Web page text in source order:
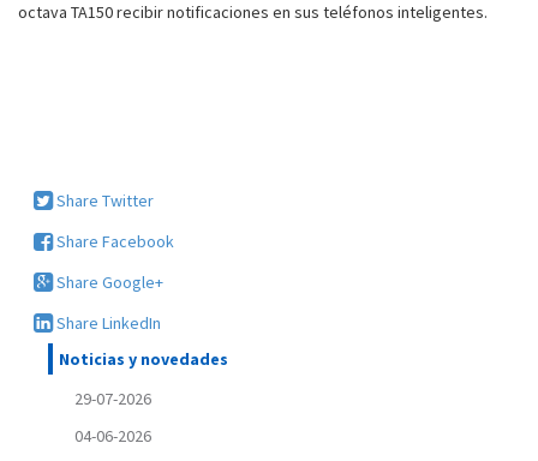
octava TA150 recibir notificaciones en sus teléfonos inteligentes.
Share Twitter
Share Facebook
Share Google+
Share LinkedIn
Noticias y novedades
29-07-2026
04-06-2026